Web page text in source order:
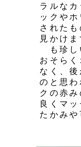
ラルな
ックや
された
見かけ
も珍
おそら
なく、
のと思
クの赤
良くマ
たかみ